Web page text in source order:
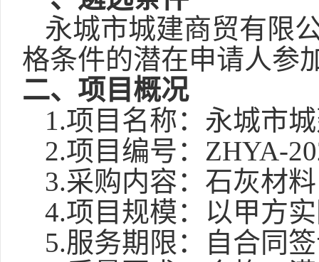
永城市城建商贸有限
格条件的潜在申请人参
二、项目概况
1.项目名称： 永城市
2.项目编号： ZHYA-
3.采购内容： 石灰材料
4.项目规模：以甲方
5.服务期限：自合同